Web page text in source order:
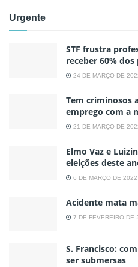
Urgente
STF frustra
receber 60%
24 DE MARÇO DE
Tem criminosos
emprego com a
21 DE MARÇO DE
Elmo Vaz e
eleições deste
6 DE MARÇO DE 2022
Acidente mata
7 DE FEVEREIRO DE
S. Francisco:
ser submersas